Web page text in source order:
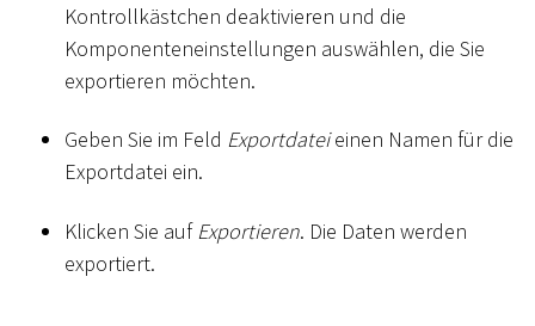
Kontrollkästchen deaktivieren und die
Komponenteneinstellungen auswählen, die Sie
exportieren möchten.
Geben Sie im Feld Exportdateieinen Namen für die
Exportdatei ein.
Klicken Sie auf Exportieren. Die Daten werden
exportiert.